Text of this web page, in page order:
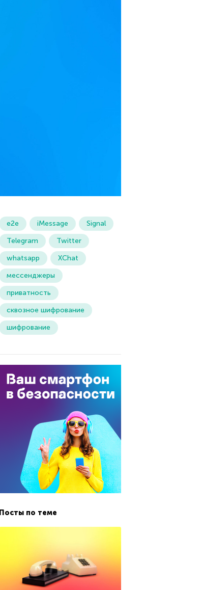
e2e iMessage
Signal
Telegram
Twitter
whatsapp
XChat
мессенджеры
приватность
сквозное шифрование
шифрование
Посты по теме